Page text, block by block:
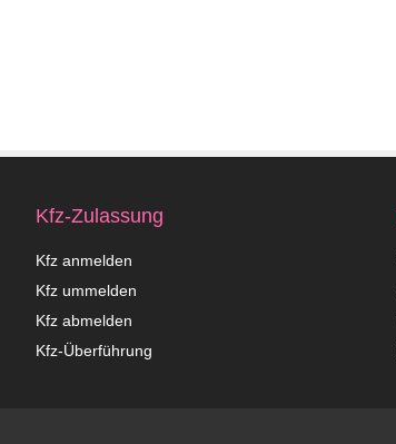
Kfz-Zulassung
Kfz anmelden
Kfz ummelden
Kfz abmelden
Kfz-Überführung